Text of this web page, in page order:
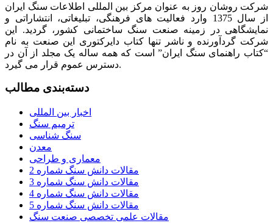
شرکت روشان روز به عنوان مرکز بین المللی اطلاعات سنگ ایران
از سال 1375 وارد فعالیت های فرهنگی، تبلیغاتی، انتشاراتی و
نمایشگاهی در زمینه صنعت سنگ ساختمانی کشور، گردید. این
شرکت گردآورنده و ناشر تنها کتاب دایرکتوری این صنعت به نام
“کتاب راهنمای سنگ ایران” است که همه ساله یک مجلد از آن در
دسترس عموم قرار می گیرد.
دسته‌بندی مطالب
اخبار بین المللی
ترمیم سنگ
سنگ شناسی
معدن
معماری و طراحی
مقالات دانش سنگ شماره 2
مقالات دانش سنگ شماره 3
مقالات دانش سنگ شماره 4
مقالات دانش سنگ شماره 5
مقالات علمی تخصصی صنعت سنگ